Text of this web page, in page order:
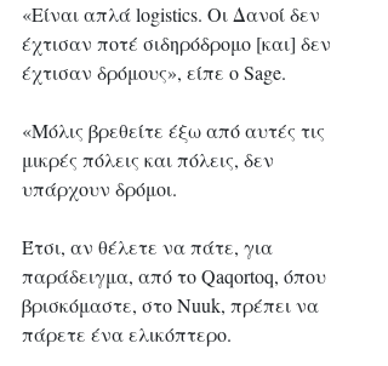
«Είναι απλά logistics. Οι Δανοί δεν
έχτισαν ποτέ σιδηρόδρομο [και] δεν
έχτισαν δρόμους», είπε ο Sage.
«Μόλις βρεθείτε έξω από αυτές τις
μικρές πόλεις και πόλεις, δεν
υπάρχουν δρόμοι.
Έτσι, αν θέλετε να πάτε, για
παράδειγμα, από το Qaqortoq, όπου
βρισκόμαστε, στο Nuuk, πρέπει να
πάρετε ένα ελικόπτερο.